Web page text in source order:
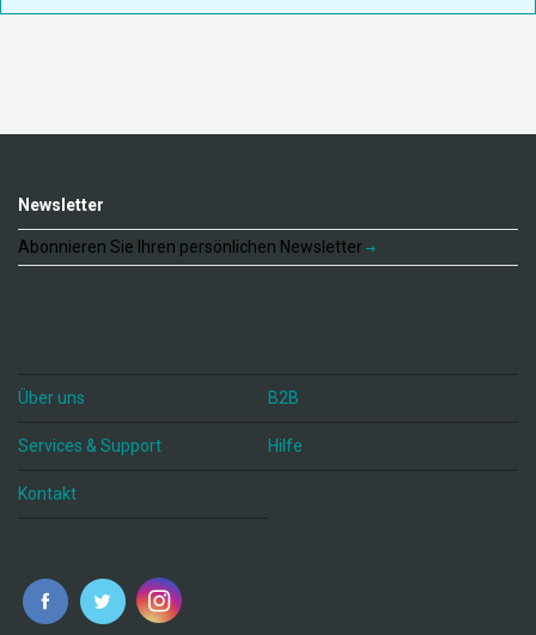
Newsletter
Abonnieren Sie Ihren persönlichen Newsletter
Über uns B2B
Services & Support Hilfe
Kontakt